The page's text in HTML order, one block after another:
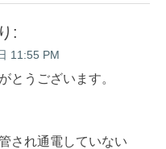
:
11:55 PM
とうございます。
され通電していない